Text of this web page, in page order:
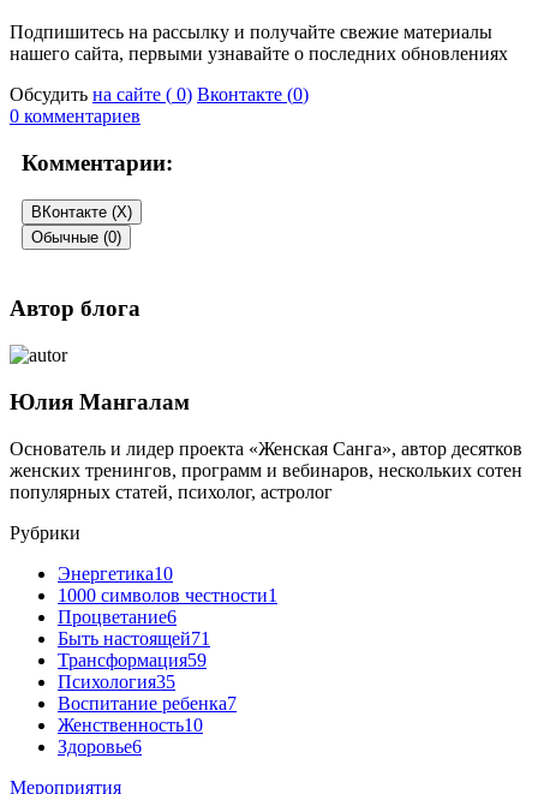
Подпишитесь на рассылку и получайте свежие материалы
нашего сайта, первыми узнавайте о последних обновлениях
Обсудить на сайте ( 0) Вконтакте (0)
0 комментариев
Комментарии:
ВКонтакте (X)
Обычные (0)
Добавить комментарий
Ваш e-mail не будет опубликован.
Получать новые комментарии по электронной почте.
Вы можетеподписаться
Автор блога
Юлия Мангалам
Основатель и лидер проекта «Женская Санга», автор десятков
женских тренингов, программ и вебинаров, нескольких сотен
популярных статей, психолог, астролог
Рубрики
Энергетика10
1000 символов честности1
Процветание6
Быть настоящей71
Трансформация59
Психология35
Воспитание ребенка7
Женственность10
Здоровье6
Мероприятия